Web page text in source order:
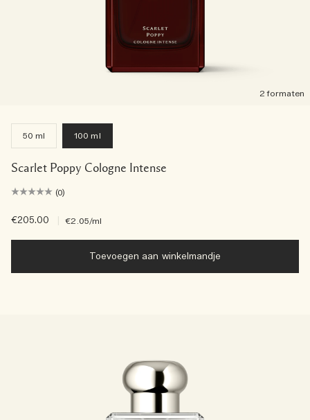
2 formaten
50 ml 100 ml
Scarlet Poppy Cologne Intense
(0)
€205.00 €2.05/ml
Toevoegen aan winkelmandje